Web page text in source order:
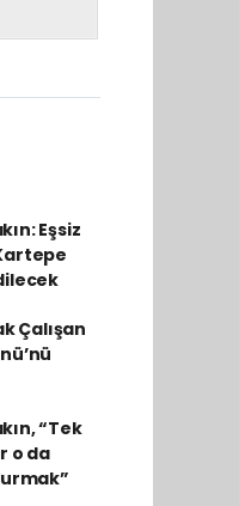
Eşsiz
Çalışan
“Tek
o da